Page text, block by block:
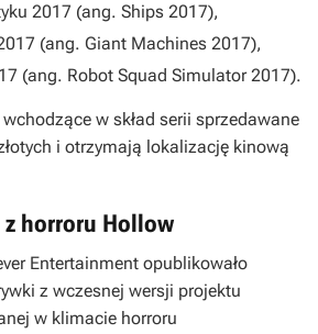
2017 (ang. Ships 2017),
(ang. Giant Machines 2017),
(ang. Robot Squad Simulator 2017).
w skład serii sprzedawane
i otrzymają lokalizację kinową
horroru Hollow
Entertainment opublikowało
z wczesnej wersji projektu
w klimacie horroru